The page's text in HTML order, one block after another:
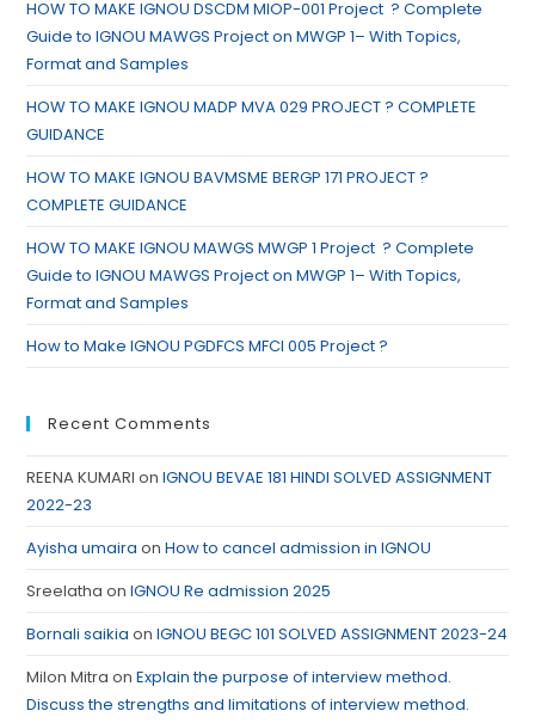
HOW TO MAKE IGNOU DSCDM MIOP-001 Project ? Complete
Guide to IGNOU MAWGS Project on MWGP 1– With Topics,
Format and Samples
HOW TO MAKE IGNOU MADP MVA 029 PROJECT ? COMPLETE
GUIDANCE
HOW TO MAKE IGNOU BAVMSME BERGP 171 PROJECT ?
COMPLETE GUIDANCE
HOW TO MAKE IGNOU MAWGS MWGP 1 Project ? Complete
Guide to IGNOU MAWGS Project on MWGP 1– With Topics,
Format and Samples
How to Make IGNOU PGDFCS MFCI 005 Project ?
Recent Comments
REENA KUMARI onIGNOU BEVAE 181 HINDI SOLVED ASSIGNMENT
2022-23
Ayisha umaira onHow to cancel admission in IGNOU
Sreelatha onIGNOU Re admission 2025
Bornali saikia onIGNOU BEGC 101 SOLVED ASSIGNMENT 2023-24
Milon Mitra onExplain the purpose of interview method.
Discuss the strengths and limitations of interview method.